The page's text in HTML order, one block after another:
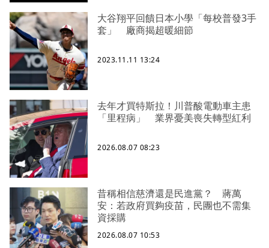
大谷翔平回饋日本小學「每校普發3手
套」 廠商揭超暖細節
2023.11.11 13:24
去年才買特斯拉！川普酸電動車主患
「里程病」 業界憂美喪失轉型紅利
2026.08.07 08:23
昔稱相信慈濟還是民進黨？ 蔣萬
安：若政府買夠疫苗，民團也不需集
資採購
2026.08.07 10:53